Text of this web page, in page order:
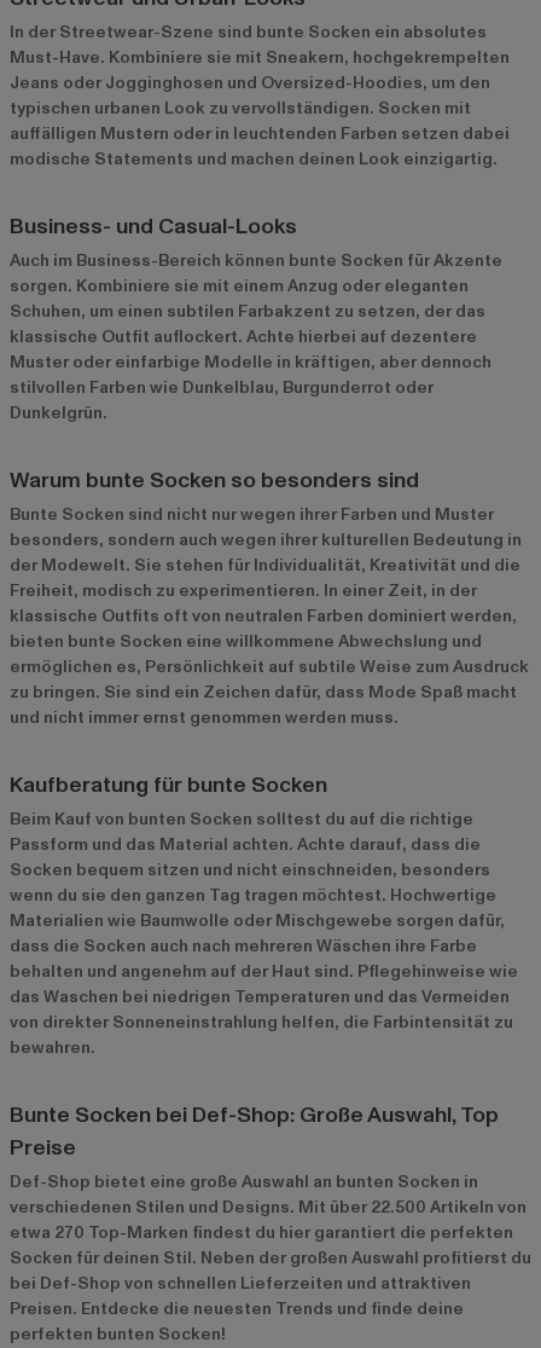
In der Streetwear-Szene sind bunte Socken ein absolutes
Must-Have. Kombiniere sie mit Sneakern, hochgekrempelten
Jeans oder Jogginghosen und Oversized-Hoodies, um den
typischen urbanen Look zu vervollständigen. Socken mit
auffälligen Mustern oder in leuchtenden Farben setzen dabei
modische Statements und machen deinen Look einzigartig.
Business- und Casual-Looks
Auch im Business-Bereich können bunte Socken für Akzente
sorgen. Kombiniere sie mit einem Anzug oder eleganten
Schuhen, um einen subtilen Farbakzent zu setzen, der das
klassische Outfit auflockert. Achte hierbei auf dezentere
Muster oder einfarbige Modelle in kräftigen, aber dennoch
stilvollen Farben wie Dunkelblau, Burgunderrot oder
Dunkelgrün.
Warum bunte Socken so besonders sind
Bunte Socken sind nicht nur wegen ihrer Farben und Muster
besonders, sondern auch wegen ihrer kulturellen Bedeutung in
der Modewelt. Sie stehen für Individualität, Kreativität und die
Freiheit, modisch zu experimentieren. In einer Zeit, in der
klassische Outfits oft von neutralen Farben dominiert werden,
bieten bunte Socken eine willkommene Abwechslung und
ermöglichen es, Persönlichkeit auf subtile Weise zum Ausdruck
zu bringen. Sie sind ein Zeichen dafür, dass Mode Spaß macht
und nicht immer ernst genommen werden muss.
Kaufberatung für bunte Socken
Beim Kauf von bunten Socken solltest du auf die richtige
Passform und das Material achten. Achte darauf, dass die
Socken bequem sitzen und nicht einschneiden, besonders
wenn du sie den ganzen Tag tragen möchtest. Hochwertige
Materialien wie Baumwolle oder Mischgewebe sorgen dafür,
dass die Socken auch nach mehreren Wäschen ihre Farbe
behalten und angenehm auf der Haut sind. Pflegehinweise wie
das Waschen bei niedrigen Temperaturen und das Vermeiden
von direkter Sonneneinstrahlung helfen, die Farbintensität zu
bewahren.
Bunte Socken bei Def-Shop: Große Auswahl, Top
Preise
Def-Shop bietet eine große Auswahl an bunten Socken in
verschiedenen Stilen und Designs. Mit über 22.500 Artikeln von
etwa 270 Top-Marken findest du hier garantiert die perfekten
Socken für deinen Stil. Neben der großen Auswahl profitierst du
bei Def-Shop von schnellen Lieferzeiten und attraktiven
Preisen. Entdecke die neuesten Trends und finde deine
perfekten bunten Socken!